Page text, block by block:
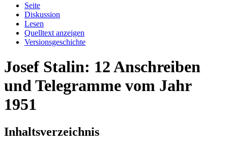
Seite
Diskussion
Lesen
Quelltext anzeigen
Versionsgeschichte
Josef Stalin: 12 Anschreiben
und Telegramme vom Jahr
1951
Inhaltsverzeichnis